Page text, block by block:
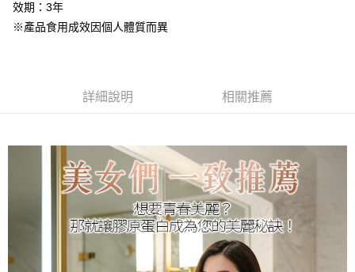
效期：3年
※產品食用成效因個人體質而異
詳細說明 相關推薦